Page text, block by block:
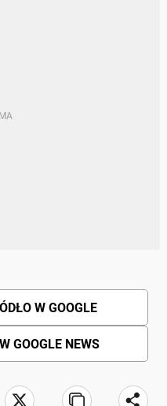
W GOOGLE
GOOGLE NEWS